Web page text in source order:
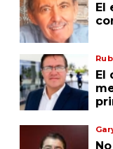
El
El